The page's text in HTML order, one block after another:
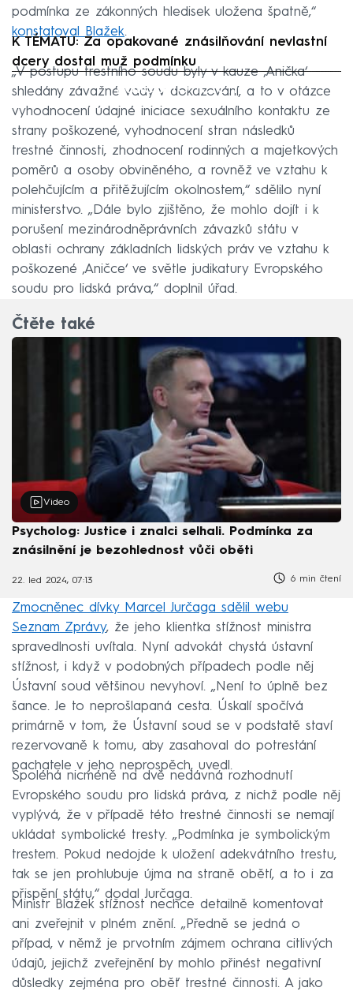
podmínka ze zákonných hledisek uložena špatně,“
konstatoval Blažek.
K TÉMATU: Za opakované znásilňování nevlastní
dcery dostal muž podmínku
Failed to fetch
„V postupu trestního soudu byly v kauze ‚Anička‘
shledány závažné vady v dokazování, a to v otázce
vyhodnocení údajné iniciace sexuálního kontaktu ze
strany poškozené, vyhodnocení stran následků
trestné činnosti, zhodnocení rodinných a majetkových
poměrů a osoby obviněného, a rovněž ve vztahu k
polehčujícím a přitěžujícím okolnostem,“ sdělilo nyní
ministerstvo. „Dále bylo zjištěno, že mohlo dojít i k
porušení mezinárodněprávních závazků státu v
oblasti ochrany základních lidských práv ve vztahu k
poškozené ‚Aničce‘ ve světle judikatury Evropského
soudu pro lidská práva,“ doplnil úřad.
Čtěte také
Video
Psycholog: Justice i znalci selhali. Podmínka za
znásilnění je bezohlednost vůči oběti
22. led 2024, 07:13 6 min čtení
Zmocněnec dívky Marcel Jurčaga sdělil webu
Seznam Zprávy, že jeho klientka stížnost ministra
spravedlnosti uvítala. Nyní advokát chystá ústavní
stížnost, i když v podobných případech podle něj
Ústavní soud většinou nevyhoví. „Není to úplně bez
šance. Je to neprošlapaná cesta. Úskalí spočívá
primárně v tom, že Ústavní soud se v podstatě staví
rezervovaně k tomu, aby zasahoval do potrestání
pachatele v jeho neprospěch, uvedl.
Spoléhá nicméně na dvě nedávná rozhodnutí
Evropského soudu pro lidská práva, z nichž podle něj
vyplývá, že v případě této trestné činnosti se nemají
ukládat symbolické tresty. „Podmínka je symbolickým
trestem. Pokud nedojde k uložení adekvátního trestu,
tak se jen prohlubuje újma na straně obětí, a to i za
přispění státu,“ dodal Jurčaga.
Ministr Blažek stížnost nechce detailně komentovat
ani zveřejnit v plném znění. „Předně se jedná o
případ, v němž je prvotním zájmem ochrana citlivých
údajů, jejichž zveřejnění by mohlo přinést negativní
důsledky zejména pro oběť trestné činnosti. A jako